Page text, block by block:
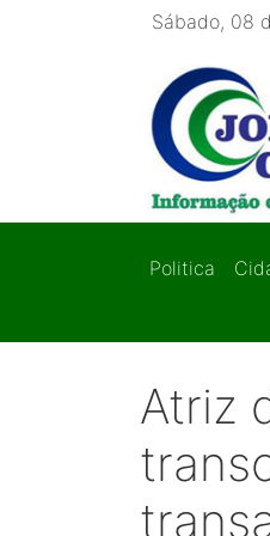
Sábado, 08
Politica
Atriz